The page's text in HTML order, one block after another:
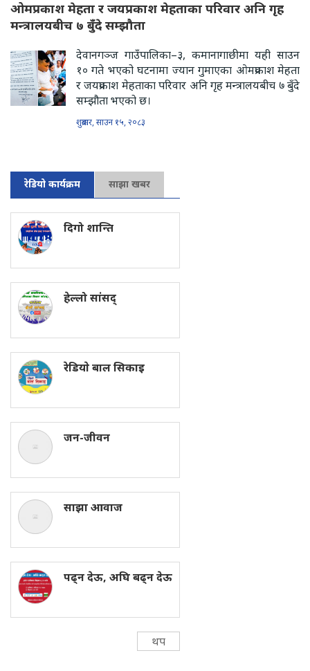
ओमप्रकाश मेहता र जयप्रकाश मेहताका परिवार अनि गृह
मन्त्रालयबीच ७ बुँदे सम्झौता
देवानगञ्ज गाउँपालिका–३, कमानागाछीमा यही साउन
१० गते भएको घटनामा ज्यान गुमाएका ओमप्रकाश मेहता
र जयप्रकाश मेहताका परिवार अनि गृह मन्त्रालयबीच ७ बुँदे
सम्झौता भएको छ।
शुक्रबार, साउन १५, २०८३
रेडियो कार्यक्रम साझा खबर
दिगो शान्ति
हेल्लो सांसद्
रेडियाे बाल सिकाइ
जन-जीवन
साझा आवाज
पढ्न देऊ, अघि बढ्न देऊ
थप